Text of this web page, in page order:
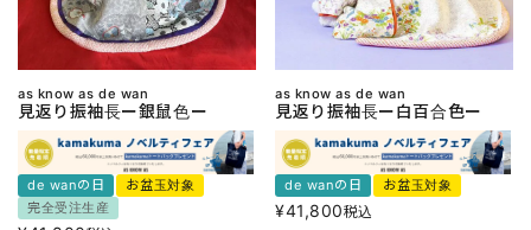
as know as de wan
見返り振袖長ー銀鼠色ー
de wanの日
お盆玉対象
完全受注生産
as know as de wan
見返り振袖長ー白百合色ー
de wanの日 お盆玉対象
¥41,800税込